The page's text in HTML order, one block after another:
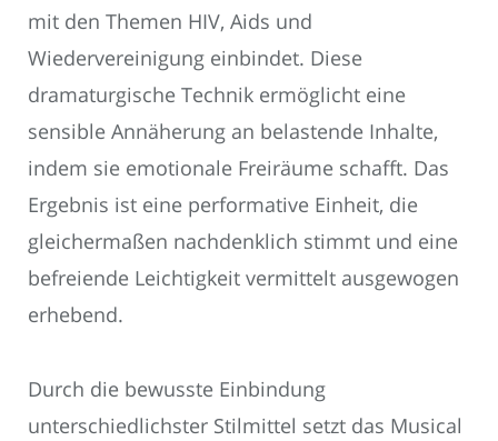
mit den Themen HIV, Aids und
Wiedervereinigung einbindet. Diese
dramaturgische Technik ermöglicht eine
sensible Annäherung an belastende Inhalte,
indem sie emotionale Freiräume schafft. Das
Ergebnis ist eine performative Einheit, die
gleichermaßen nachdenklich stimmt und eine
befreiende Leichtigkeit vermittelt ausgewogen
erhebend.
Durch die bewusste Einbindung
unterschiedlichster Stilmittel setzt das Musical